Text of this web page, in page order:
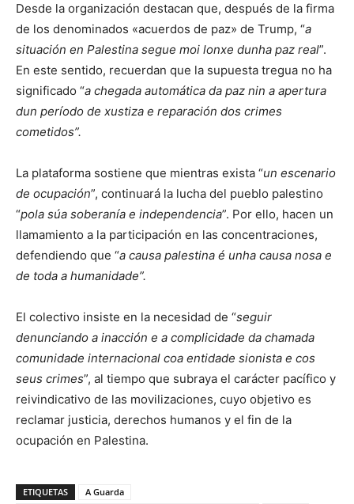
Desde la organización destacan que, después de la firma
de los denominados «acuerdos de paz» de Trump, “a
situación en Palestina segue moi lonxe dunha paz real”.
En este sentido, recuerdan que la supuesta tregua no ha
significado “a chegada automática da paz nin a apertura
dun período de xustiza e reparación dos crimes
cometidos”.
La plataforma sostiene que mientras exista “un escenario
de ocupación”, continuará la lucha del pueblo palestino
“pola súa soberanía e independencia”. Por ello, hacen un
llamamiento a la participación en las concentraciones,
defendiendo que “a causa palestina é unha causa nosa e
de toda a humanidade”.
El colectivo insiste en la necesidad de “seguir
denunciando a inacción e a complicidade da chamada
comunidade internacional coa entidade sionista e cos
seus crimes”, al tiempo que subraya el carácter pacífico y
reivindicativo de las movilizaciones, cuyo objetivo es
reclamar justicia, derechos humanos y el fin de la
ocupación en Palestina.
ETIQUETAS
A Guarda